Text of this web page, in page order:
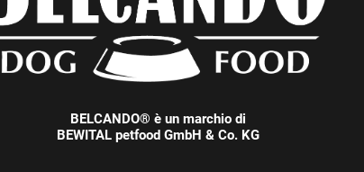
BELCANDO® è un marchio di
BEWITAL petfood GmbH & Co. KG